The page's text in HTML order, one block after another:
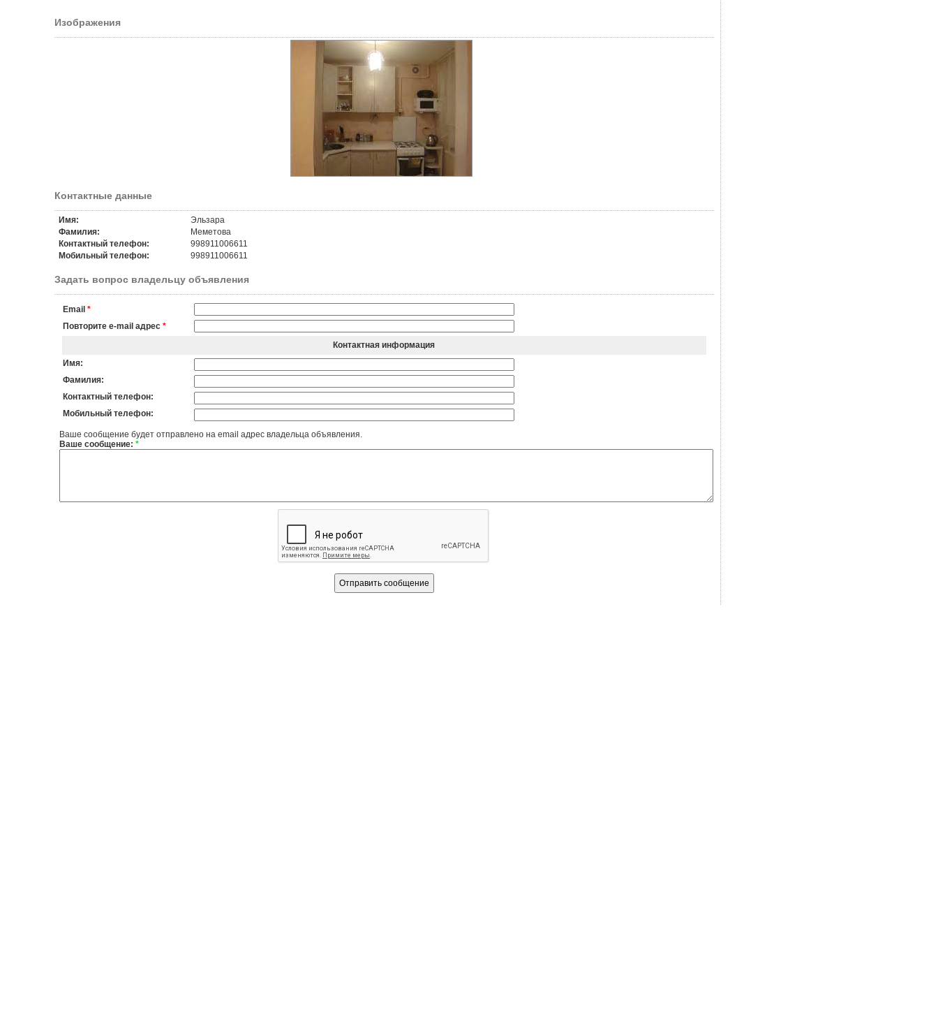
Изображения
Контактные данные
Имя:
Эльзара
Фамилия:
Меметова
Контактный телефон:
998911006611
Мобильный телефон:
998911006611
Задать вопрос владельцу объявления
Email *
Повторите e-mail адрес *
Контактная информация
Имя:
Фамилия:
Контактный телефон:
Мобильный телефон:
Ваше сообщение будет отправлено на email адрес владельца объявления.
Ваше сообщение: *